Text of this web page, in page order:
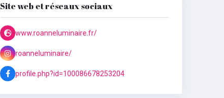
Site web et réseaux sociaux
www.roanneluminaire.fr/
roanneluminaire/
profile.php?id=100086678253204